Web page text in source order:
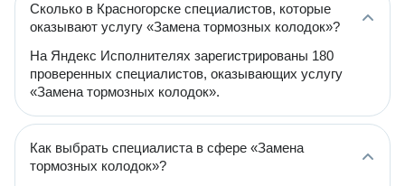
Сколько в Красногорске специалистов, которые
оказывают услугу «Замена тормозных колодок»?
На Яндекс Исполнителях зарегистрированы 180
проверенных специалистов, оказывающих услугу
«Замена тормозных колодок».
Как выбрать специалиста в сфере «Замена
тормозных колодок»?